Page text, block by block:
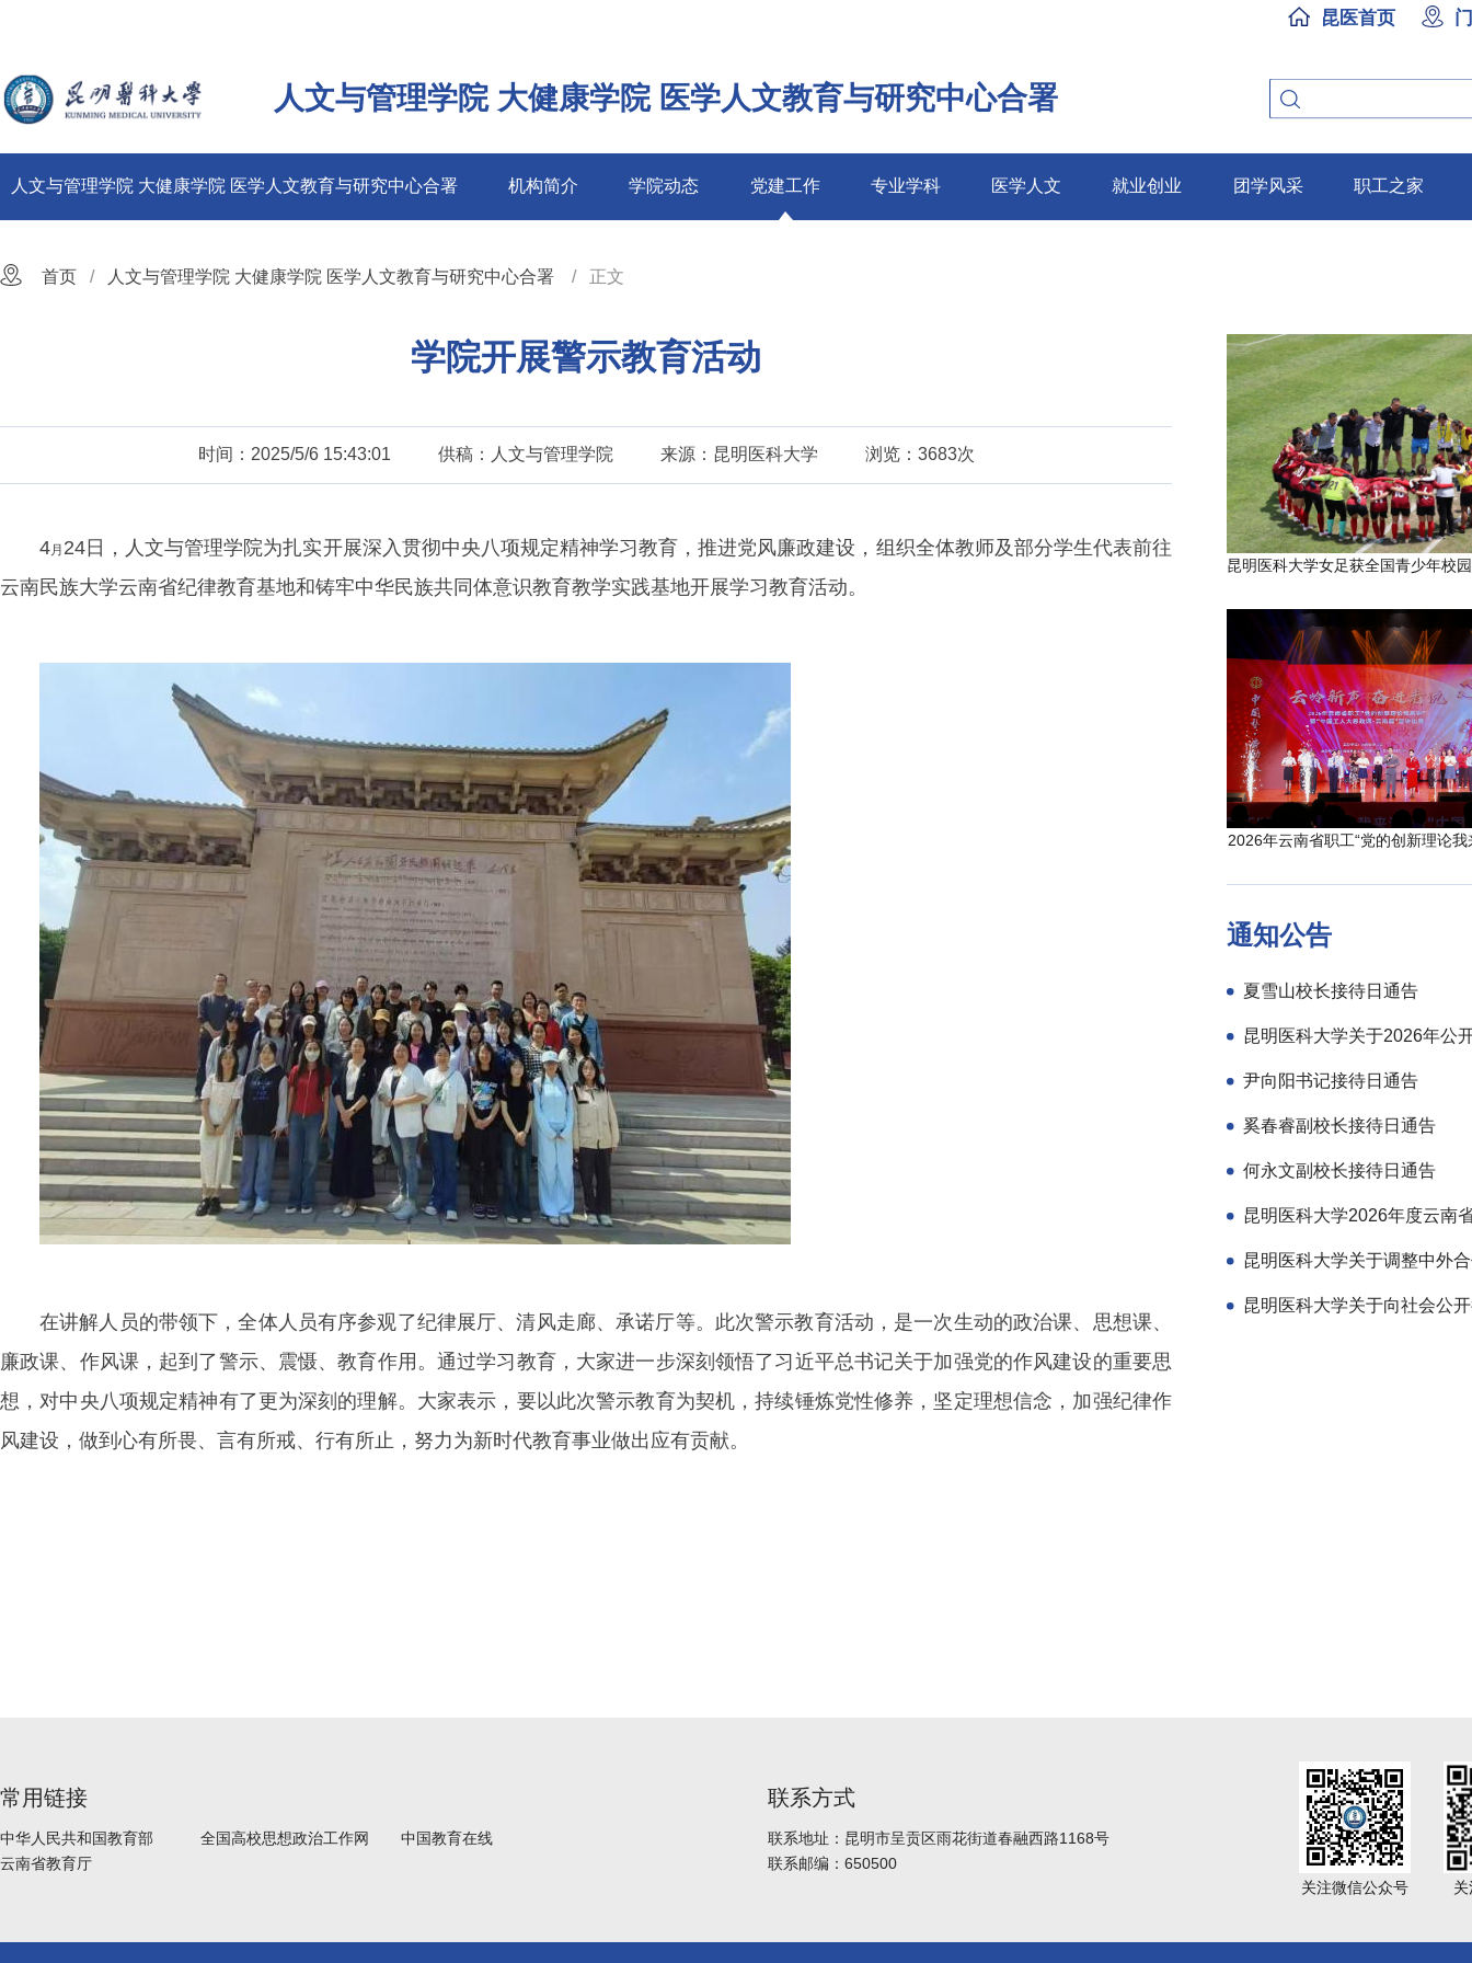
昆医首页
人文与管理学院 大健康学院 医学人文教育与研究中心合署
人文与管理学院 大健康学院 医学人文教育与研究中心合署 机构简介 学院动态 党建工作 专业学科 医学人文 就业创业 团学风采 职工之家
首页 人文与管理学院 大健康学院 医学人文教育与研究中心合署 正文
学院开展警示教育活动
时间：2025/5/6 15:43:01 供稿：人文与管理学院 来源：昆明医科大学 浏览：3683次
4月 24日，人文与管理学院为扎实开展深入贯彻中央八项规定精神学习教育，推进党风廉政建设，组织全体教师及部分学生代表前往
云南民族大学云南省纪律教育基地和铸牢中华民族共同体意识教育教学实践基地开展学习教育活动。
在讲解人员的带领下，全体人员有序参观了纪律展厅、清风走廊、承诺厅等。此次警示教育活动，是一次生动的政治课、思想课、
廉政课、作风课，起到了警示、震慑、教育作用。通过学习教育，大家进一步深刻领悟了习近平总书记关于加强党的作风建设的重要思
想，对中央八项规定精神有了更为深刻的理解。大家表示，要以此次警示教育为契机，持续锤炼党性修养，坚定理想信念，加强纪律作
风建设，做到心有所畏、言有所戒、行有所止，努力为新时代教育事业做出应有贡献。
2026年云南省职工“党的创新理论我
通知公告
夏雪山校长接待日通告
尹向阳书记接待日通告
奚春睿副校长接待日通告
何永文副校长接待日通告
常用链接
中华人民共和国教育部 全国高校思想政治工作网
中国教育在线
云南省教育厅
联系方式
联系地址：昆明市呈贡区雨花街道春融西路1168号
联系邮编：650500
关注微信公众号